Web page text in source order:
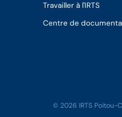
Travailler à l'IRTS
Centre de
© 2026 IRTS Poitou-